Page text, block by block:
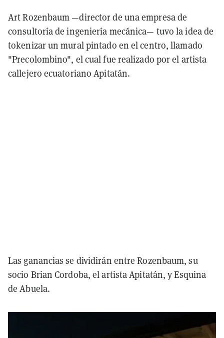
Art Rozenbaum —director de una empresa de
consultoría de ingeniería mecánica— tuvo la idea de
tokenizar un mural pintado en el centro, llamado
"Precolombino", el cual fue realizado por el artista
callejero ecuatoriano Apitatán.
Las ganancias se dividirán entre Rozenbaum, su
socio Brian Cordoba, el artista Apitatán, y Esquina
de Abuela.